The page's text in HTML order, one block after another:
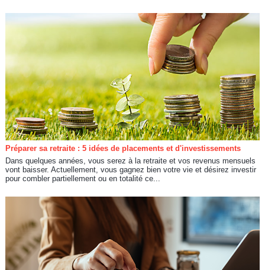
Préparer sa retraite : 5 idées de placements et d'investissements
Dans quelques années, vous serez à la retraite et vos revenus mensuels
vont baisser. Actuellement, vous gagnez bien votre vie et désirez investir
pour combler partiellement ou en totalité ce...